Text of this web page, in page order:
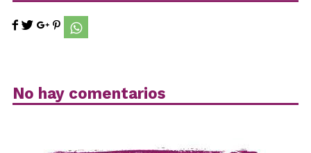
No hay comentarios